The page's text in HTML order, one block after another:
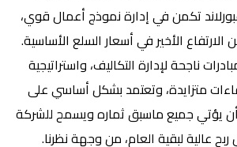
تكمن في إدارة نموذج أعمال قوي،
الأخير في أسعار السلع الأساسية.
ناجحة لإدارة التكاليف، واستراتيجية
متزايدة، وتعتمد بشكل أساسي على
أن يؤتي جميع ماسبق ثماره ويسمح للشركة
عالية لبقية العام، من وجهة نظرنا.